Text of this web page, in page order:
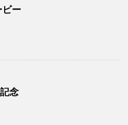
ビー
念